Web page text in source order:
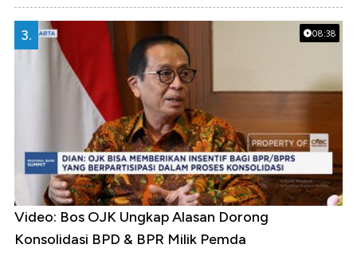
08:38
3.
Video: Bos OJK Ungkap Alasan Dorong
Konsolidasi BPD & BPR Milik Pemda